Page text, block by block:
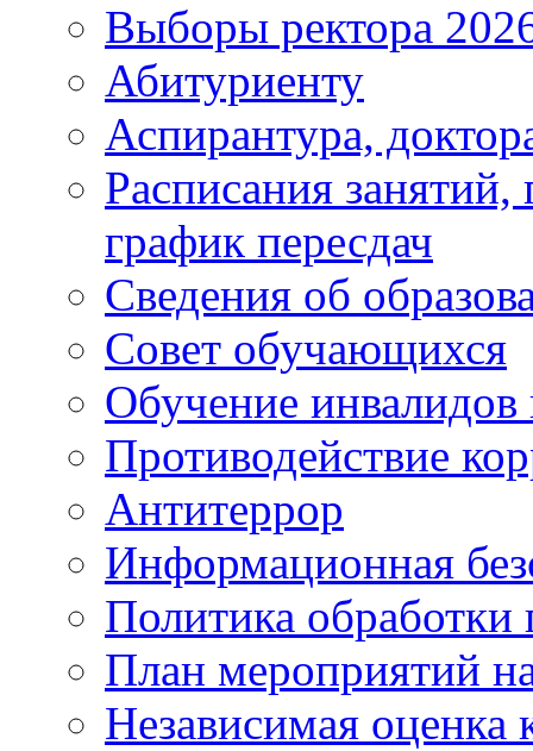
Выборы ректора
Абитуриенту
Аспирантура,
Расписания
график пересдач
Сведения об
Совет обучающихся
Обучение
Противодействие
Антитеррор
Информационная
Политика
План мероприятий
Независимая оценка